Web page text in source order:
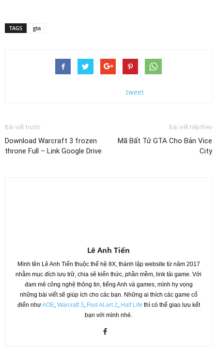
TAGS gta
tweet
Bài viết trước
Download Warcraft 3 frozen
throne Full – Link Google Drive
Bài viết tiếp theo
Mã Bất Tử GTA Cho Bản Vice
City
Lê Anh Tiến
Mình tên Lê Anh Tiến thuộc thế hệ 8X, thành lập website từ năm 2017
nhằm mục đích lưu trữ, chia sẽ kiến thức, phần mềm, link tải game. Với
đam mê công nghệ thông tin, tiếng Anh và games, mình hy vọng
những bài viết sẽ giúp ích cho các bạn. Những ai thích các game cổ
điển nhưAOE, Warcraft 3, Red ALert 2, Half Life thì có thể giao lưu kết
bạn với mình nhé.